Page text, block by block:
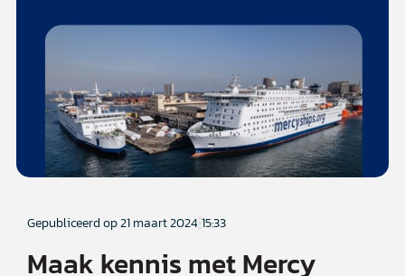
Gepubliceerd op21 maart 202415:33
Maak kennis met Mercy